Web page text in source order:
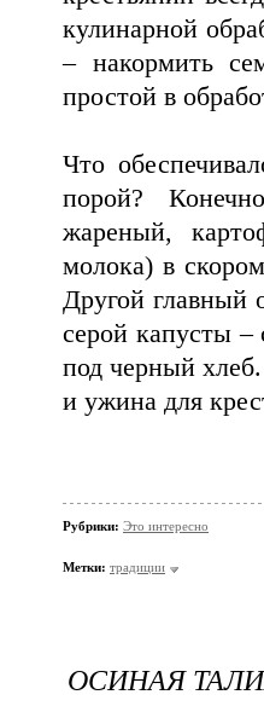
кулинарной
– накормить
простой в
Что
порой?
жареный,
молока) в
Другой главный
серой капусты –
под черный
и ужина для
Рубрики: Это интересно
Метки: традиции
ОСИНАЯ